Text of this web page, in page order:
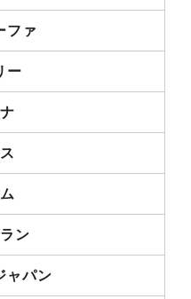
ファ
ー
ン
ャパン